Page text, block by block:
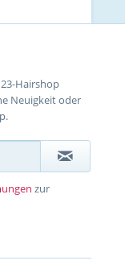
Hairshop
Neuigkeit oder
zur